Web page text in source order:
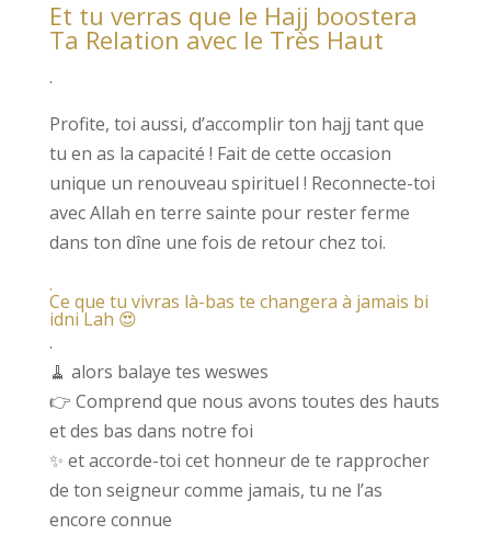
Et tu verras que le Hajj boostera
Ta Relation avec le Très Haut
.
Profite, toi aussi, d’accomplir ton hajj tant que
tu en as la capacité ! Fait de cette occasion
unique un renouveau spirituel ! Reconnecte-toi
avec Allah en terre sainte pour rester ferme
dans ton dîne une fois de retour chez toi.
.
Ce que tu vivras là-bas te changera à jamais bi
idni Lah 😍
.
🧹 alors balaye tes weswes
👉 Comprend que nous avons toutes des hauts
et des bas dans notre foi
✨ et accorde-toi cet honneur de te rapprocher
de ton seigneur comme jamais, tu ne l’as
encore connue